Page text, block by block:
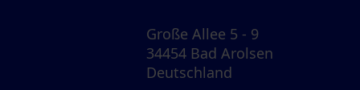
Große Allee 5 - 9
34454 Bad Arolsen
Deutschland